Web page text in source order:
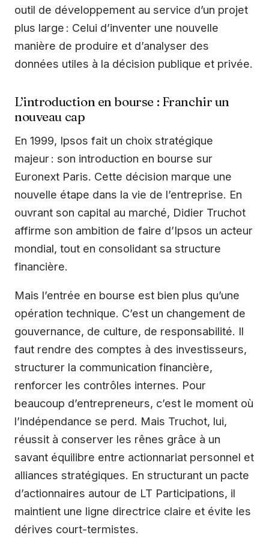
outil de développement au service d’un projet
plus large : Celui d’inventer une nouvelle
manière de produire et d’analyser des
données utiles à la décision publique et privée.
L’introduction en bourse : Franchir un
nouveau cap
En 1999, Ipsos fait un choix stratégique
majeur : son introduction en bourse sur
Euronext Paris. Cette décision marque une
nouvelle étape dans la vie de l’entreprise. En
ouvrant son capital au marché, Didier Truchot
affirme son ambition de faire d’Ipsos un acteur
mondial, tout en consolidant sa structure
financière.
Mais l’entrée en bourse est bien plus qu’une
opération technique. C’est un changement de
gouvernance, de culture, de responsabilité. Il
faut rendre des comptes à des investisseurs,
structurer la communication financière,
renforcer les contrôles internes. Pour
beaucoup d’entrepreneurs, c’est le moment où
l’indépendance se perd. Mais Truchot, lui,
réussit à conserver les rênes grâce à un
savant équilibre entre actionnariat personnel et
alliances stratégiques. En structurant un pacte
d’actionnaires autour de LT Participations, il
maintient une ligne directrice claire et évite les
dérives court-termistes.